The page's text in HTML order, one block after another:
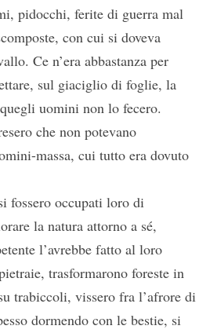
pidocchi, ferite di guerra mal
con cui si doveva
Ce n’era abbastanza per
sul giaciglio di foglie, la
uomini non lo fecero.
che non potevano
massa, cui tutto era dovuto
fossero occupati loro di
la natura attorno a sé,
l’avrebbe fatto al loro
trasformarono foreste in
trabiccoli, vissero fra l’afrore di
dormendo con le bestie, si